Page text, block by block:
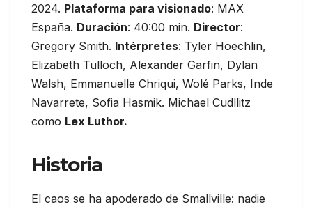
2024. Plataforma para visionado: MAX
España. Duración: 40:00 min. Director:
Gregory Smith. Intérpretes: Tyler Hoechlin,
Elizabeth Tulloch, Alexander Garfin, Dylan
Walsh, Emmanuelle Chriqui, Wolé Parks, Inde
Navarrete, Sofia Hasmik. Michael Cudllitz
como Lex Luthor.
Historia
El caos se ha apoderado de Smallville: nadie